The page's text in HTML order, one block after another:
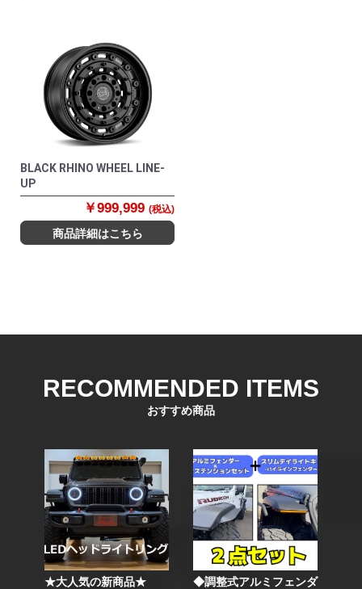
BLACK RHINO WHEEL LINE-
UP
￥999,999 (税込)
商品詳細はこちら
RECOMMENDED ITEMS
おすすめ商品
★大人気の新商品★
◆調整式アルミフェンダ